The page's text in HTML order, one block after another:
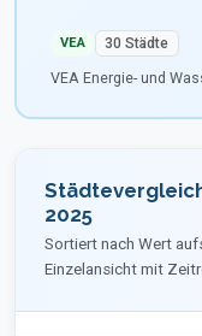
VEA 30 Städte
VEA Energie- und
2025
Sortiert nach Wert
Einzelansicht mit